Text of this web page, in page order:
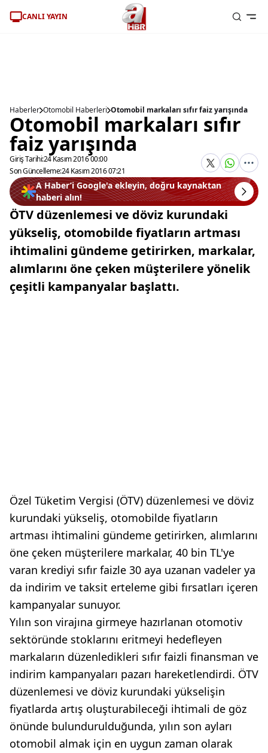
CANLI YAYIN
Haberler Otomobil Haberleri Otomobil markaları sıfır faiz yarışında
Otomobil markaları sıfır
faiz yarışında
Giriş Tarihi:24 Kasım 2016 00:00
Son Güncelleme:24 Kasım 2016 07:21
A Haber’i Google'a ekleyin, doğru kaynaktan
haberi alın!
ÖTV düzenlemesi ve döviz kurundaki
yükseliş, otomobilde fiyatların artması
ihtimalini gündeme getirirken, markalar,
alımlarını öne çeken müşterilere yönelik
çeşitli kampanyalar başlattı.
Özel Tüketim Vergisi (ÖTV) düzenlemesi ve döviz
kurundaki yükseliş, otomobilde fiyatların
artması ihtimalini gündeme getirirken, alımlarını
öne çeken müşterilere markalar, 40 bin TL'ye
varan krediyi sıfır faizle 30 aya uzanan vadeler ya
da indirim ve taksit erteleme gibi fırsatları içeren
kampanyalar sunuyor.
Yılın son virajına girmeye hazırlanan otomotiv
sektöründe stoklarını eritmeyi hedefleyen
markaların düzenledikleri sıfır faizli finansman ve
indirim kampanyaları pazarı hareketlendirdi. ÖTV
düzenlemesi ve döviz kurundaki yükselişin
fiyatlarda artış oluşturabileceği ihtimali de göz
önünde bulundurulduğunda, yılın son ayları
otomobil almak için en uygun zaman olarak